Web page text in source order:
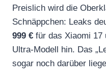
Preislich wird die
Schnäppchen: Leaks
999 € für das Xiaomi 17
Ultra-Modell hin. Das
sogar noch darüber